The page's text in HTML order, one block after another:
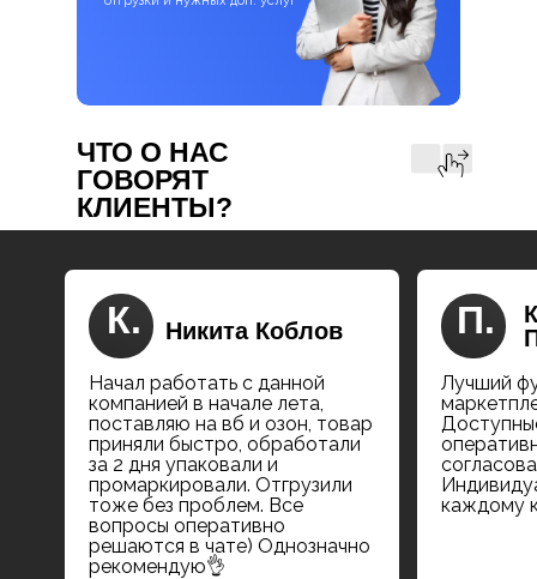
ЧТО О НАС
ГОВОРЯТ
КЛИЕНТЫ?
П.
Лучший
каждому
К. Никита Коблов
Начал работать с данной
компанией в начале лета,
поставляю на вб и озон, товар
приняли быстро, обработали
за 2 дня упаковали и
промаркировали. Отгрузили
тоже без проблем. Все
вопросы оперативно
решаются в чате) Однозначно
рекомендую👌